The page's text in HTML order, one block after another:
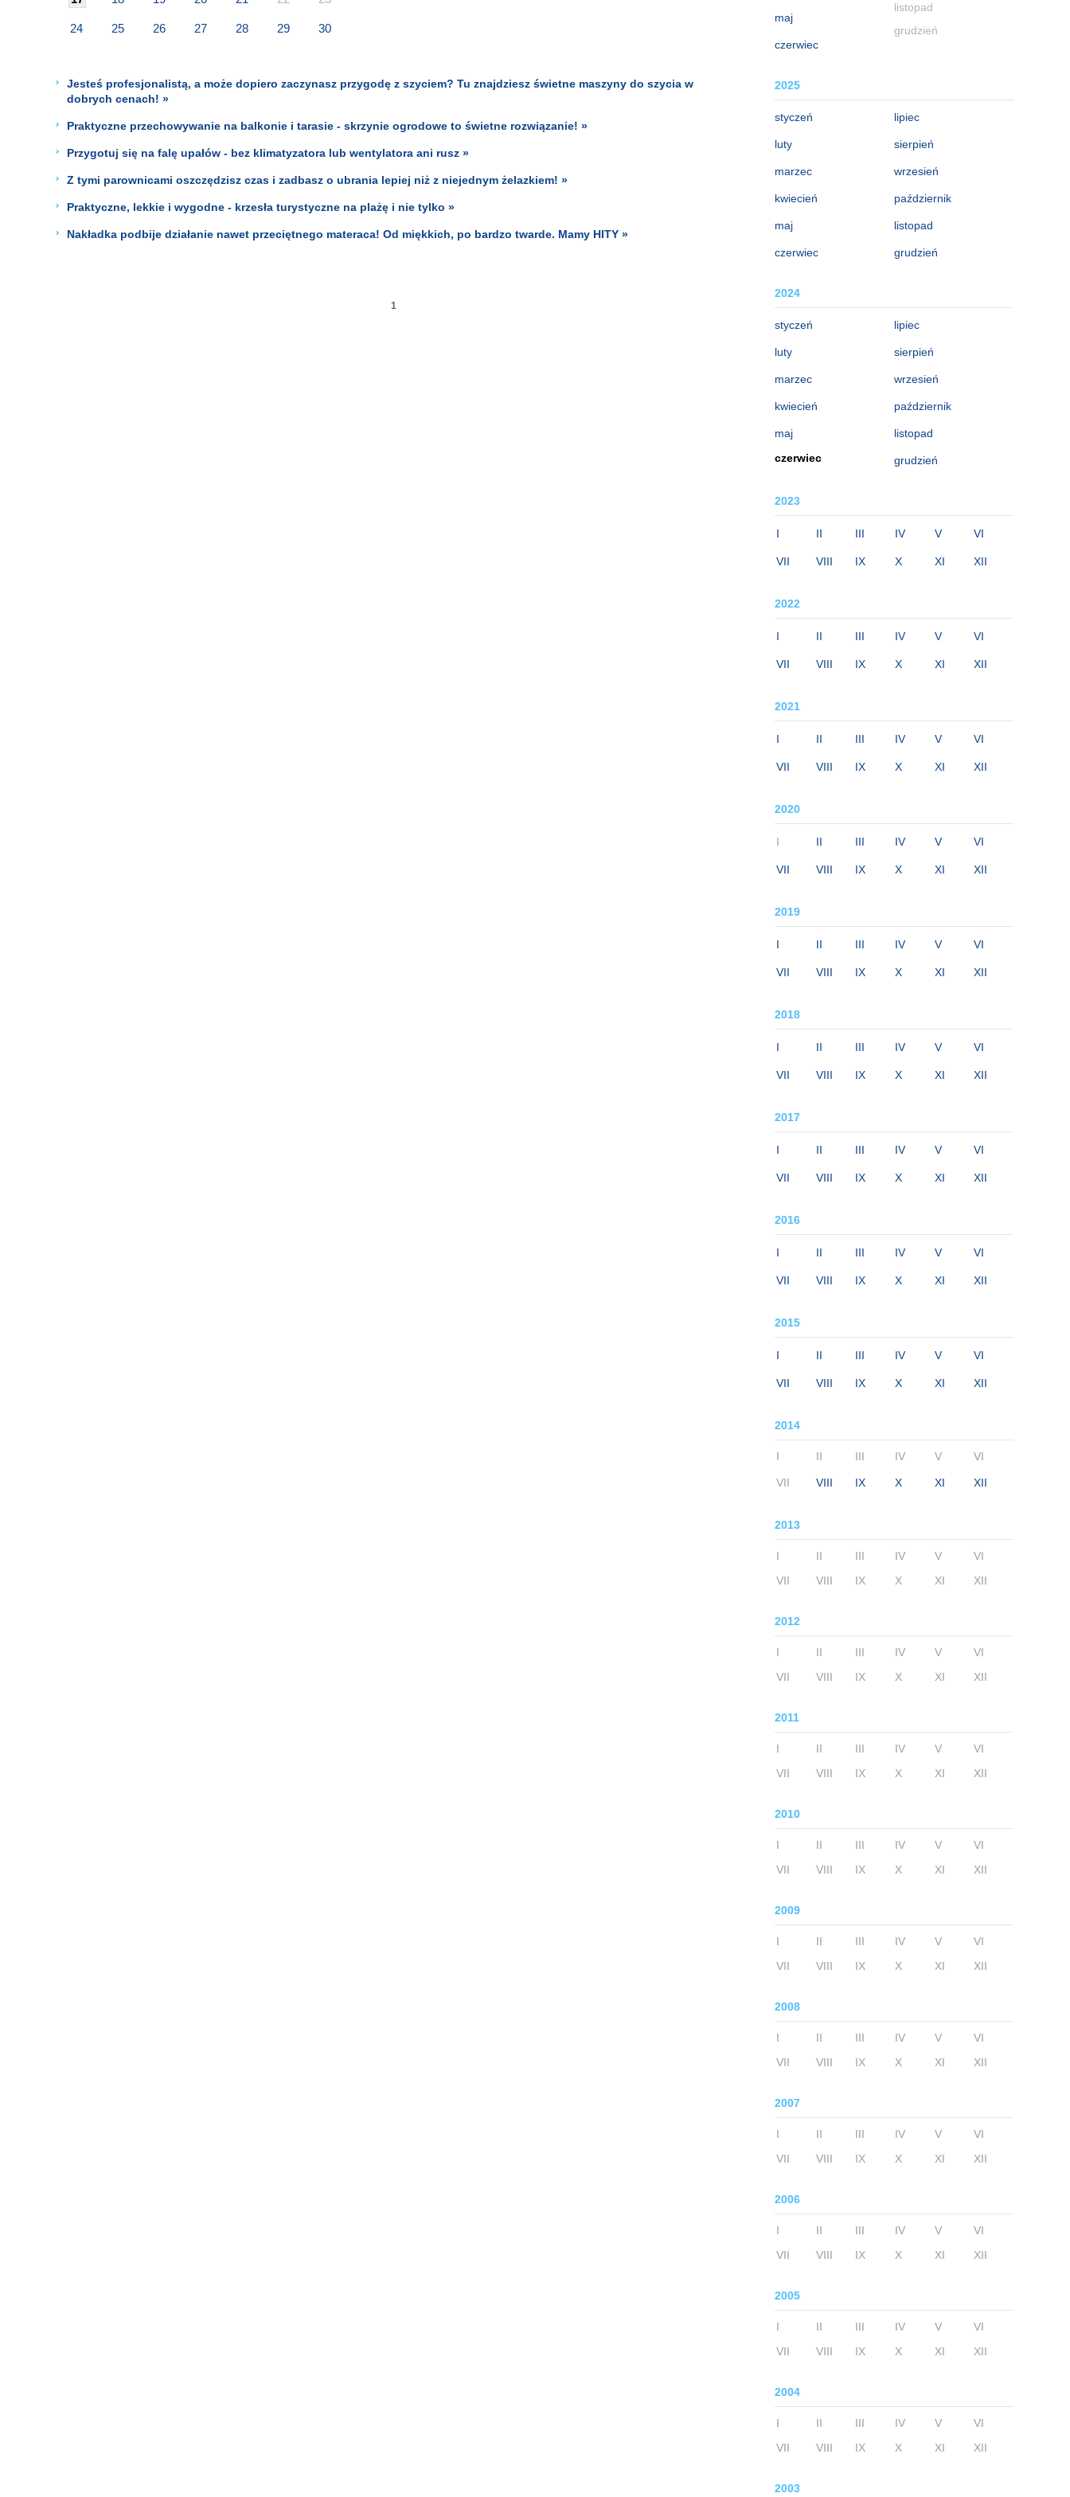
maj
czerwiec
listopad
grudzień
2025
styczeń
luty
marzec
kwiecień
maj
czerwiec
lipiec
sierpień
wrzesień
październik
listopad
grudzień
2024
styczeń
luty
marzec
kwiecień
maj
czerwiec
lipiec
sierpień
wrzesień
październik
listopad
grudzień
2023
I II III IV V VI
VII VIII IX X XI XII
2022
I II III IV V VI
VII VIII IX X XI XII
2021
I II III IV V VI
VII VIII IX X XI XII
2020
I II III IV V VI
VII VIII IX X XI XII
2019
I II III IV V VI
VII VIII IX X XI XII
2018
I II III IV V VI
VII VIII IX X XI XII
2017
I II III IV V VI
VII VIII IX X XI XII
2016
I II III IV V VI
VII VIII IX X XI XII
2015
I II III IV V VI
VII VIII IX X XI XII
2014
I II III IV V VI
VII VIII IX X XI XII
2013
I II III IV V
VI
VII
VIII IX X XI XII
2012
I II III IV V
VI
VII
VIII IX X XI XII
2011
I II III IV V
VI
VII
VIII IX X XI XII
2010
I II III IV V
VI
VII
VIII IX X XI XII
2009
I II III IV V
VI
VII
VIII IX X XI XII
2008
I II III IV V
VI
VII
VIII IX X XI XII
2007
I II III IV V
VI
VII
VIII IX X XI XII
2006
I II III IV V
VI
VII
VIII IX X XI XII
2005
I II III IV V
VI
VII
VIII IX X XI XII
2004
I II III IV V
VI
VII
VIII IX X XI XII
2003
24 25 26 27 28 29 30
Jesteś profesjonalistą, a może dopiero zaczynasz przygodę z szyciem? Tu znajdziesz świetne maszyny do szycia w
dobrych cenach! »
Praktyczne przechowywanie na balkonie i tarasie - skrzynie ogrodowe to świetne rozwiązanie! »
Przygotuj się na falę upałów - bez klimatyzatora lub wentylatora ani rusz »
Z tymi parownicami oszczędzisz czas i zadbasz o ubrania lepiej niż z niejednym żelazkiem! »
Praktyczne, lekkie i wygodne - krzesła turystyczne na plażę i nie tylko »
Nakładka podbije działanie nawet przeciętnego materaca! Od miękkich, po bardzo twarde. Mamy HITY »
1